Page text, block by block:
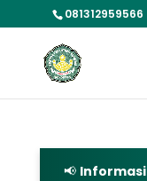
081312959566
📢